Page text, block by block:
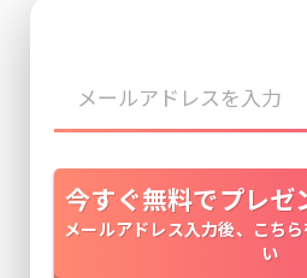
今すぐ無料でプレゼ
メールアドレス入力後、こち
い